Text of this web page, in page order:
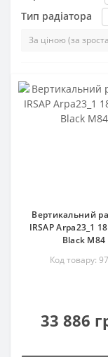
Тип радіатора
Вертикальний
IRSAP Arpa23_1
Black M84
Код товару:
33 886